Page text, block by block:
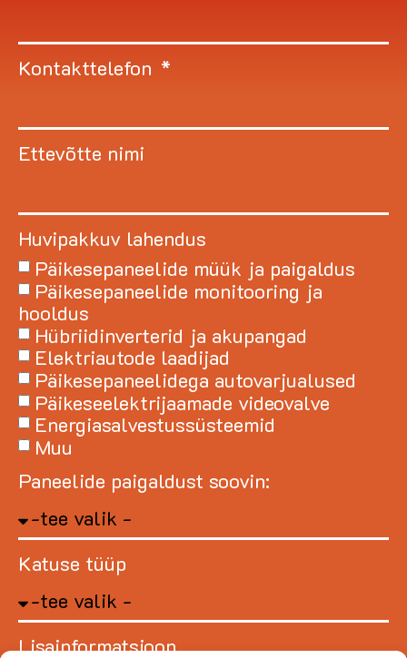
Kontakttelefon
Ettevõtte nimi
Huvipakkuv lahendus
Päikesepaneelide müük ja paigaldus
Päikesepaneelide monitooring ja
hooldus
Hübriidinverterid ja akupangad
Elektriautode laadijad
Päikesepaneelidega autovarjualused
Päikeseelektrijaamade videovalve
Energiasalvestussüsteemid
Muu
Paneelide paigaldust soovin:
Katuse tüüp
Lisainformatsioon